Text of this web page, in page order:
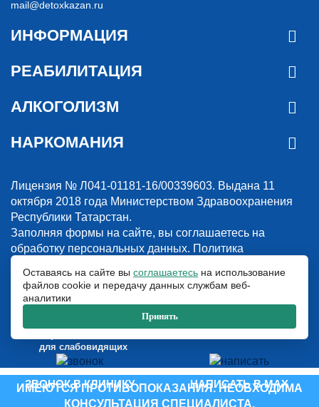
mail@detoxkazan.ru
ИНФОРМАЦИЯ
РЕАБИЛИТАЦИЯ
АЛКОГОЛИЗМ
НАРКОМАНИЯ
Лицензия № Л041-01181-16/00339603. Выдана 11
октября 2018 года Министерством Здравоохранения
Республики Татарстан.
Заполняя формы на сайте, вы соглашаетесь на
обработку персональных данных. Политика
© 2018-2026. Наркологическая клиника “Detox”. Все права защищены.
Указанные на сайте цены и информация имеют информационный
характер и не являются публичной офертой.
ООО «Детокс», ИНН 1660311156, ОГРН 1181690030708
для слабовидящих
ИМЕЮТСЯ ПРОТИВОПОКАЗАНИЯ. НЕОБХОДИМА
КОНСУЛЬТАЦИЯ СПЕЦИАЛИСТА.
ЗВОНОК В КЛИНИКУ НАПИСАТЬ В MAX
Оставаясь на сайте вы соглашаетесь на использование
файлов cookie и передачу данных службам веб-
аналитики
Принять